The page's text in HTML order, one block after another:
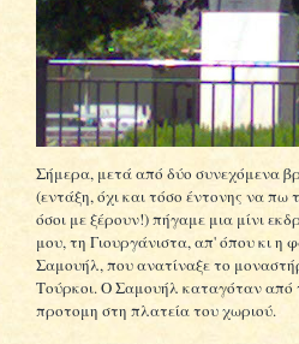
Σήμερα, μετά από δύο συνεχόμενα
(εντάξη, όχι και τόσο έντονης να
όσοι με ξέρουν!) πήγαμε μια μίνι
μου, τη Γιουργάνιστα, απ' όπου κι η
Σαμουήλ, που ανατίναξε το
Τούρκοι. Ο Σαμουήλ καταγόταν από
προτομη στη πλατεία του χωριού.